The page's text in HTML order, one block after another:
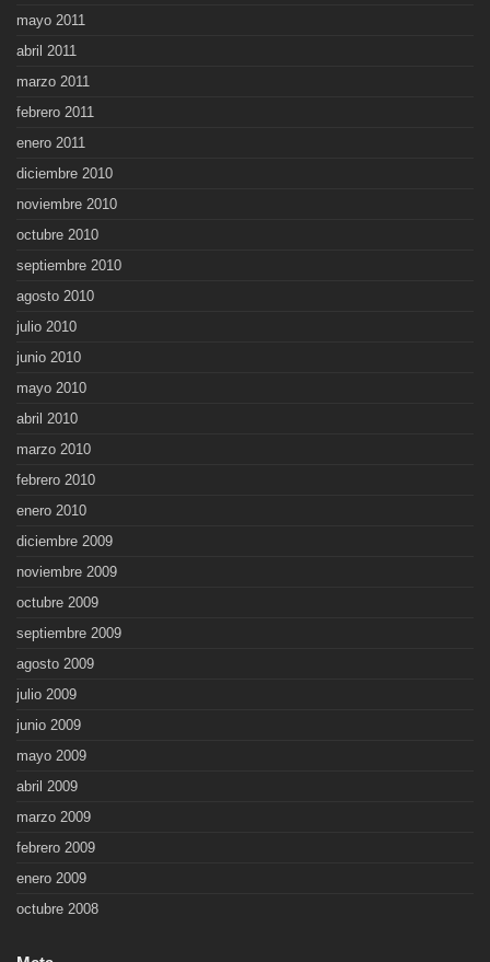
mayo 2011
abril 2011
marzo 2011
febrero 2011
enero 2011
diciembre 2010
noviembre 2010
octubre 2010
septiembre 2010
agosto 2010
julio 2010
junio 2010
mayo 2010
abril 2010
marzo 2010
febrero 2010
enero 2010
diciembre 2009
noviembre 2009
octubre 2009
septiembre 2009
agosto 2009
julio 2009
junio 2009
mayo 2009
abril 2009
marzo 2009
febrero 2009
enero 2009
octubre 2008